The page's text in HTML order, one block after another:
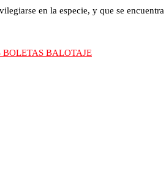
en la especie, y que se
BOLETAS BALOTAJE